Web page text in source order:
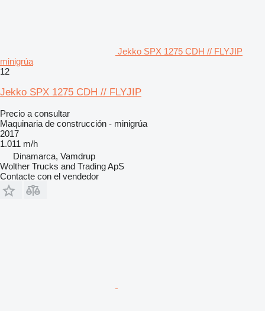
Jekko SPX 1275 CDH // FLYJIP
minigrúa
12
Jekko SPX 1275 CDH // FLYJIP
Precio a consultar
Maquinaria de construcción - minigrúa
2017
1.011 m/h
Dinamarca, Vamdrup
Wolther Trucks and Trading ApS
Contacte con el vendedor